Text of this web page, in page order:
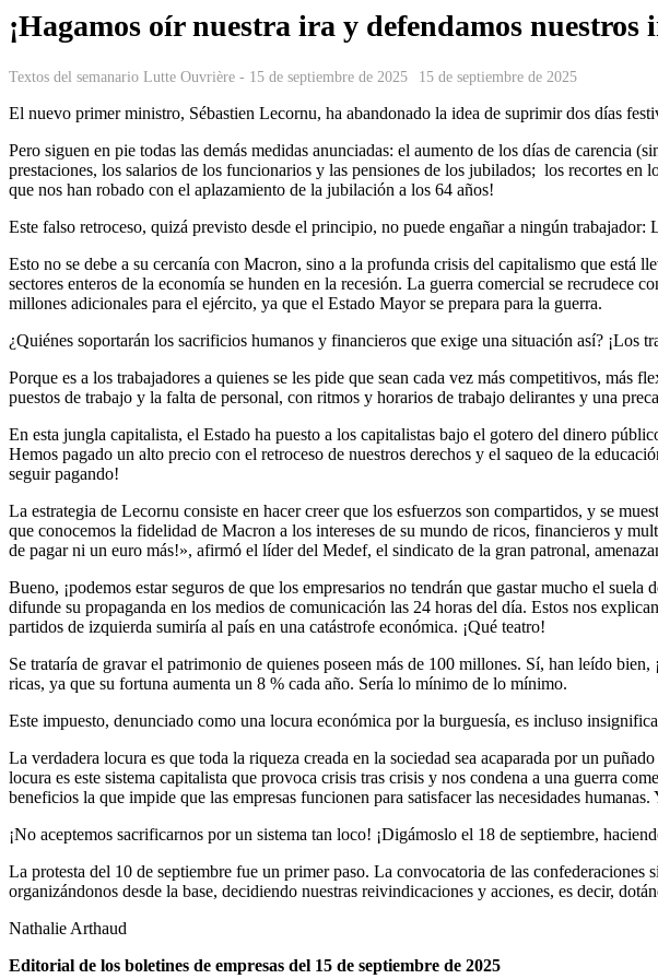
¡Hagamos oír nuestra ira y defendamos nuestros
Textos del semanario Lutte Ouvrière - 15 de septiembre de 2025 15 de septiembre de 2025
El nuevo primer ministro, Sébastien Lecornu, ha abandonado la idea de suprimir dos días
Pero siguen en pie todas las demás medidas anunciadas: el aumento de los días de carencia
prestaciones, los salarios de los funcionarios y las pensiones de los jubilados; los recortes en
que nos han robado con el aplazamiento de la jubilación a los 64 años!
Este falso retroceso, quizá previsto desde el principio, no puede engañar a ningún
Esto no se debe a su cercanía con Macron, sino a la profunda crisis del capitalismo que está
sectores enteros de la economía se hunden en la recesión. La guerra comercial se recrudece
millones adicionales para el ejército, ya que el Estado Mayor se prepara para la guerra.
¿Quiénes soportarán los sacrificios humanos y financieros que exige una situación así? ¡Los
Porque es a los trabajadores a quienes se les pide que sean cada vez más competitivos,
puestos de trabajo y la falta de personal, con ritmos y horarios de trabajo delirantes y una
En esta jungla capitalista, el Estado ha puesto a los capitalistas bajo el gotero del dinero
Hemos pagado un alto precio con el retroceso de nuestros derechos y el saqueo de la
seguir pagando!
La estrategia de Lecornu consiste en hacer creer que los esfuerzos son compartidos, y se
que conocemos la fidelidad de Macron a los intereses de su mundo de ricos, financieros y
de pagar ni un euro más!», afirmó el líder del Medef, el sindicato de la gran patronal,
Bueno, ¡podemos estar seguros de que los empresarios no tendrán que gastar mucho el
difunde su propaganda en los medios de comunicación las 24 horas del día. Estos nos
partidos de izquierda sumiría al país en una catástrofe económica. ¡Qué teatro!
Se trataría de gravar el patrimonio de quienes poseen más de 100 millones. Sí, han leído
ricas, ya que su fortuna aumenta un 8 % cada año. Sería lo mínimo de lo mínimo.
Este impuesto, denunciado como una locura económica por la burguesía, es incluso
La verdadera locura es que toda la riqueza creada en la sociedad sea acaparada por un
locura es este sistema capitalista que provoca crisis tras crisis y nos condena a una guerra
beneficios la que impide que las empresas funcionen para satisfacer las necesidades
¡No aceptemos sacrificarnos por un sistema tan loco! ¡Digámoslo el 18 de septiembre,
La protesta del 10 de septiembre fue un primer paso. La convocatoria de las
organizándonos desde la base, decidiendo nuestras reivindicaciones y acciones, es decir,
Nathalie Arthaud
Editorial de los boletines de empresas del 15 de septiembre de 2025